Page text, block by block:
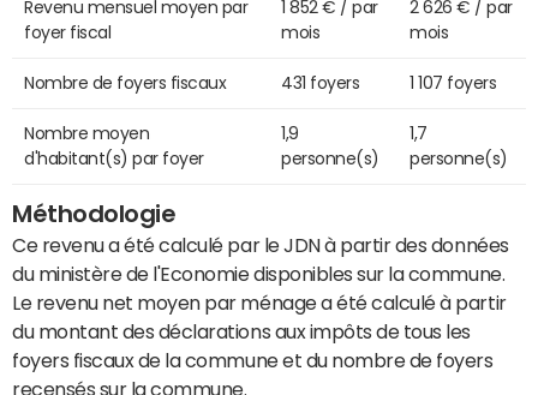
Revenu mensuel moyen par
foyer fiscal
1 852 € / par
mois
2 626 € / par
mois
Nombre de foyers fiscaux 431 foyers 1 107 foyers
Nombre moyen
d'habitant(s) par foyer
1,9
personne(s)
1,7
personne(s)
Méthodologie
Ce revenu a été calculé par le JDN à partir des données
du ministère de l'Economie disponibles sur la commune.
Le revenu net moyen par ménage a été calculé à partir
du montant des déclarations aux impôts de tous les
foyers fiscaux de la commune et du nombre de foyers
recensés sur la commune.